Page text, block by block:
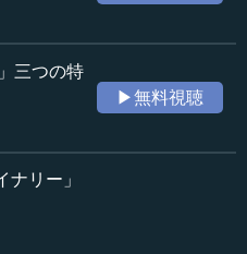
。今日は「CBRN（シーバ
お話をさせていただきま
三つの特
▶無料視聴
リー」